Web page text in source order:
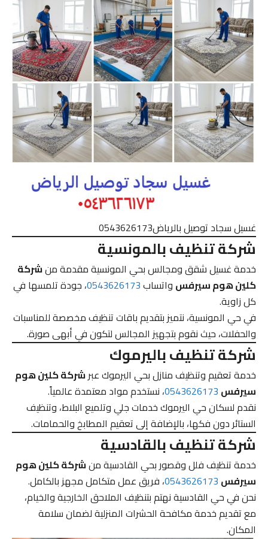
غسيل سجاد توصيل بالرياض0543626173
شركة تنظيف بالمونسية
خدمة غسيل شقق ومجالس بحي المونسية مقدمة منشركة
كلين هوم سيرفسواتساب0543626173، جودة تلمسها في
كل زاوية.
في حي المونسية، نتميز بتقديم باقات تنظيف مخصصة للمناسبات
والحفلات، حيث نقوم بتجهيز المجالس لتكون في أبهى صورة.
شركة تنظيف باليرموك
خدمة تعقيم وتنظيف منازل بحي اليرموك عبرشركة كلين هوم
سيرفس0543626173، نستخدم مواد معتمدة عالمياً.
نقدم لسكان حي اليرموك خدمات جلي وتلميع البلاط، وتنظيف
الستائر دون فكها، بالإضافة إلى تعقيم المطابخ والحمامات.
شركة تنظيف بالقادسية
خدمة تنظيف فلل وقصور بحي القادسية منشركة كلين هوم
سيرفس0543626173، فريق عمل متكامل مجهز بالكامل.
نحن في حي القادسية نهتم بتنظيف الملاحق الخارجية والخيام،
مع تقديم خدمة مكافحة الحشرات المنزلية لضمان سلامة
المكان.